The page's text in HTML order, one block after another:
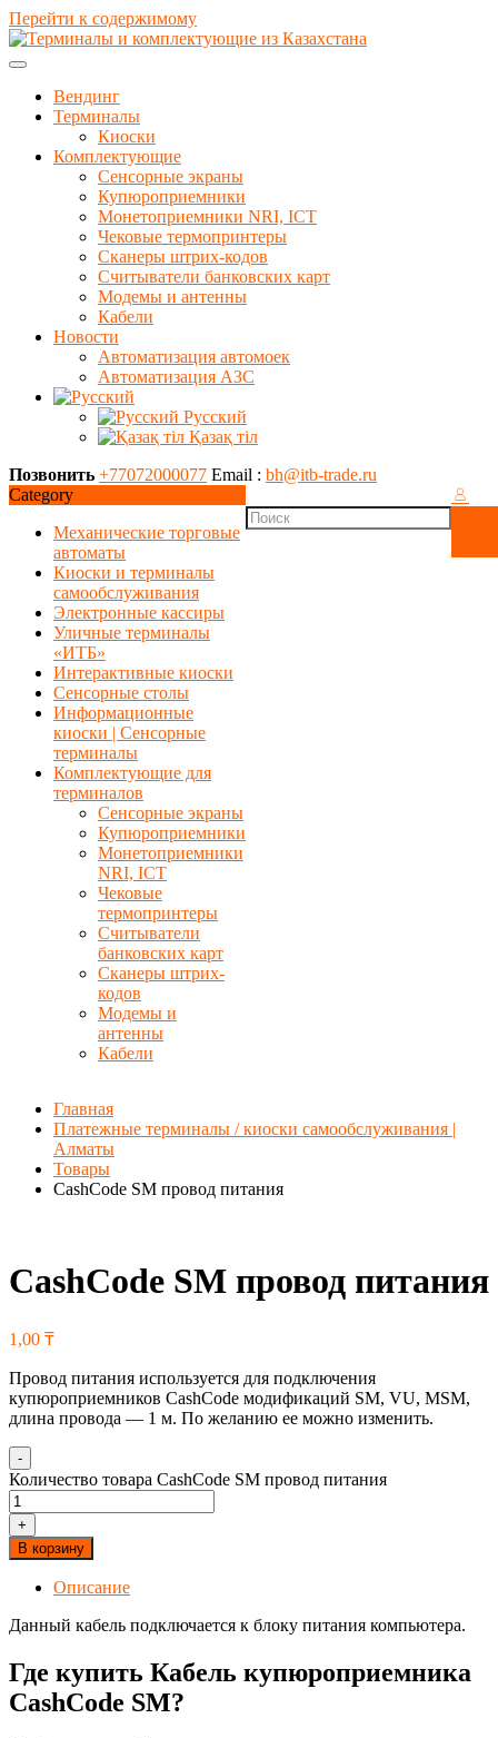
Перейти к содержимому
Вендинг
Терминалы
Киоски
Комплектующие
Сенсорные экраны
Купюроприемники
Монетоприемники NRI, ICT
Чековые термопринтеры
Сканеры штрих-кодов
Считыватели банковских карт
Модемы и антенны
Кабели
Новости
Автоматизация автомоек
Автоматизация АЗС
Русский
Қазақ тіл
Позвонить +77072000077 Email : bh@itb-trade.ru
Category
Механические торговые
автоматы
Киоски и терминалы
самообслуживания
Электронные кассиры
Уличные терминалы
«ИТБ»
Интерактивные киоски
Сенсорные столы
Информационные
киоски | Сенсорные
терминалы
Комплектующие для
терминалов
Сенсорные экраны
Купюроприемники
Монетоприемники
NRI, ICT
Чековые
термопринтеры
Считыватели
банковских карт
Сканеры штрих-
кодов
Модемы и
антенны
Кабели
Главная
Платежные терминалы / киоски самообслуживания |
Алматы
Товары
CashCode SM провод питания
CashCode SM провод питания
1,00 ₸
Провод питания используется для подключения
купюроприемников CashCode модификаций SM, VU, MSM,
длина провода — 1 м. По желанию ее можно изменить.
-
Количество товара CashCode SM провод питания
+
В корзину
Описание
Данный кабель подключается к блоку питания компьютера.
Где купить Кабель купюроприемника
CashCode SM?